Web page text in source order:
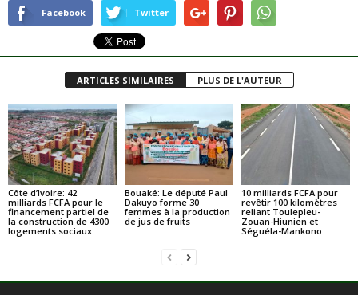
Facebook Twitter
ARTICLES SIMILAIRES PLUS DE L'AUTEUR
Côte d’Ivoire: 42
milliards FCFA pour le
financement partiel de
la construction de 4300
logements sociaux
Bouaké: Le député Paul
Dakuyo forme 30
femmes à la production
de jus de fruits
10 milliards FCFA pour
revêtir 100 kilomètres
reliant Toulepleu-
Zouan-Hiunien et
Séguéla-Mankono